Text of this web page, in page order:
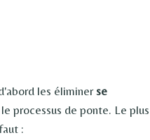
les éliminerse
processus de ponte. Le plus
: